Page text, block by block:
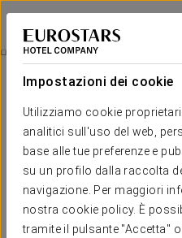
Impostazioni dei cookie
Utilizziamo cookie
analitici sull'uso del web,
base alle tue preferenze e
su un profilo dalla raccolta
navigazione. Per maggiori
nostra cookie policy. È
tramite il pulsante "Accetta"
Dorma Vigo
VIGO
Esperienza Romantica